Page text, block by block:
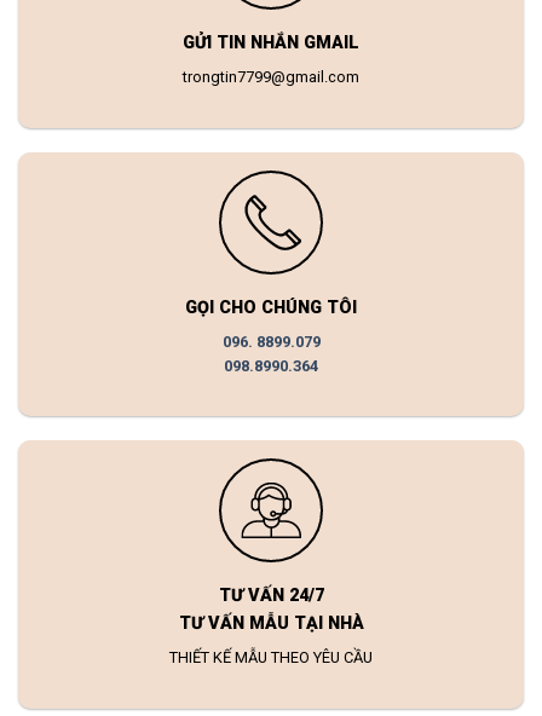
GỬI TIN NHẮN GMAIL
trongtin7799@gmail.com
GỌI CHO CHÚNG TÔI
096. 8899.079
098.8990.364
TƯ VẤN 24/7
TƯ VẤN MẪU TẠI NHÀ
THIẾT KẾ MẪU THEO YÊU CẦU